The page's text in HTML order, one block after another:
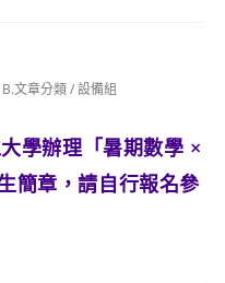
B.文章分類/設備組
學辦理「暑期數學 ×
簡章，請自行報名參